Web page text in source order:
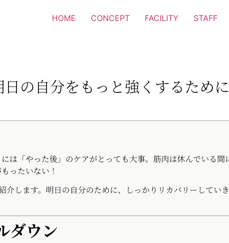
HOME CONCEPT FACILITY STAFF
の自分をもっと強くするために
は「やった後」のケアがとっても大事。筋肉は休んでいる間
ったいない！
します。明日の自分のために、しっかりリカバリーしてい
ダウン